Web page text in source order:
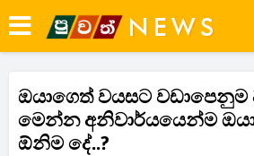
ඔයාගෙත් වයසට වඩාපෙනුම
මෙන්න අනිවාර්යයෙන්ම
ඕනිම දේ..?